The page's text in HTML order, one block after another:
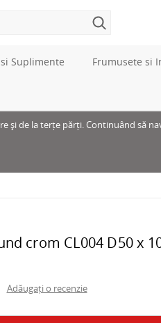
Suplimente Frumusete si
și de la terțe părți. Continuând să
crom CL004 D50 x
Adăugați o recenzie